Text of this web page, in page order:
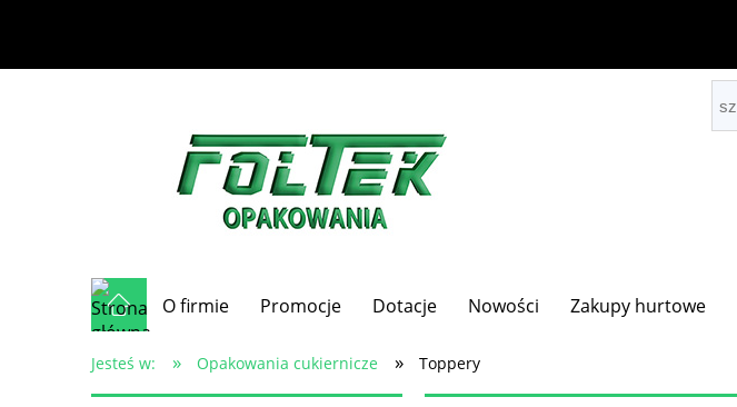
O firmie Promocje Dotacje Nowości Zakupy hurtowe
Jesteś w: » Opakowania cukiernicze » Toppery